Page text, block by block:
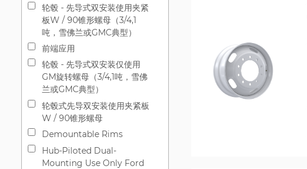
轮毂 - 先导式双安装使用夹紧
板W / 90锥形螺母（3/4,1
吨，雪佛兰或GMC典型）
前端应用
轮毂 - 先导式双安装仅使用
GM旋转螺母（3/4,1吨，雪佛
兰或GMC典型）
轮毂式先导双安装使用夹紧板
W / 90锥形螺母
Demountable Rims
Hub-Piloted Dual-
Mounting Use Only Ford